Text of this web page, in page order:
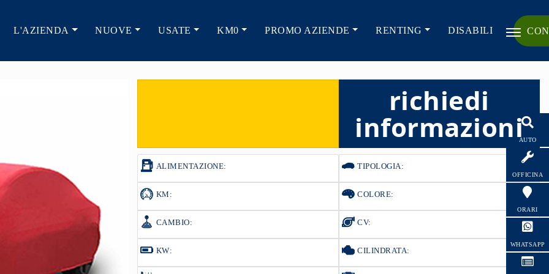
L'AZIENDA NUOVE USATE KM0 PROMO AZIENDE RENTING DISABILI
AUTO
OFFICINA
ORARI
WHATSAPP
richiedi
informazioni
ALIMENTAZIONE: TIPOLOGIA:
KM: COLORE:
CAMBIO: CV:
KW: CILINDRATA: